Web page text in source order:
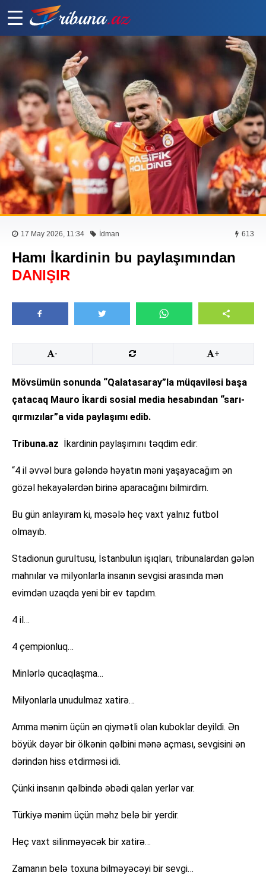
17 May 2026, 11:34 İdman 613
Hamı İkardinin bu paylaşımından
DANIŞIR
- +
Mövsümün sonunda “Qalatasaray”la müqaviləsi başa
çatacaq Mauro İkardi sosial media hesabından “sarı-
qırmızılar”a vida paylaşımı edib.
Tribuna.az İkardinin paylaşımını təqdim edir:
“4 il əvvəl bura gələndə həyatın məni yaşayacağım ən
gözəl hekayələrdən birinə aparacağını bilmirdim.
Bu gün anlayıram ki, məsələ heç vaxt yalnız futbol
olmayıb.
Stadionun gurultusu, İstanbulun işıqları, tribunalardan gələn
mahnılar və milyonlarla insanın sevgisi arasında mən
evimdən uzaqda yeni bir ev tapdım.
4 il…
4 çempionluq…
Minlərlə qucaqlaşma…
Milyonlarla unudulmaz xatirə…
Amma mənim üçün ən qiymətli olan kuboklar deyildi. Ən
böyük dəyər bir ölkənin qəlbini mənə açması, sevgisini ən
dərindən hiss etdirməsi idi.
Çünki insanın qəlbində əbədi qalan yerlər var.
Türkiyə mənim üçün məhz belə bir yerdir.
Heç vaxt silinməyəcək bir xatirə…
Zamanın belə toxuna bilməyəcəyi bir sevgi…